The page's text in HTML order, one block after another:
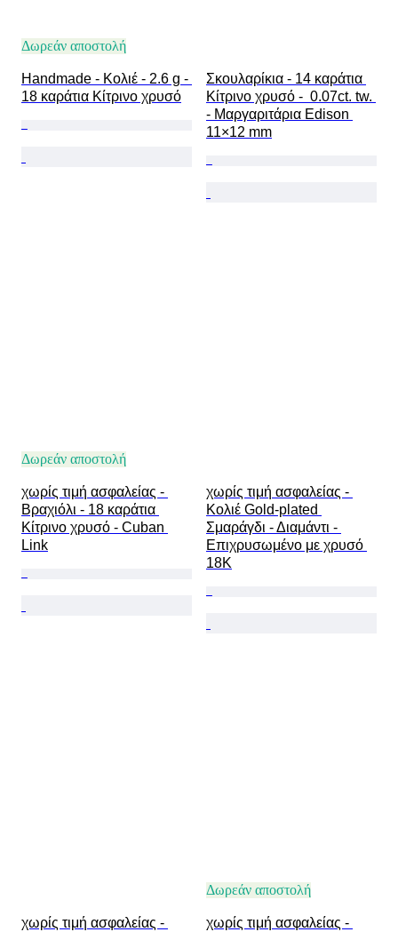
Δωρεάν αποστολή
Handmade - Κολιέ - 2.6 g -
18 καράτια Κίτρινο χρυσό
Σκουλαρίκια - 14 καράτια
Κίτρινο χρυσό -  0.07ct. tw.
- Μαργαριτάρια Edison
11×12 mm
Δωρεάν αποστολή
χωρίς τιμή ασφαλείας -
Βραχιόλι - 18 καράτια
Κίτρινο χρυσό - Cuban
Link
χωρίς τιμή ασφαλείας -
Κολιέ Gold-plated
Σμαράγδι - Διαμάντι -
Επιχρυσωμένο με χρυσό
18Κ
χωρίς τιμή ασφαλείας -
Δωρεάν αποστολή
χωρίς τιμή ασφαλείας -